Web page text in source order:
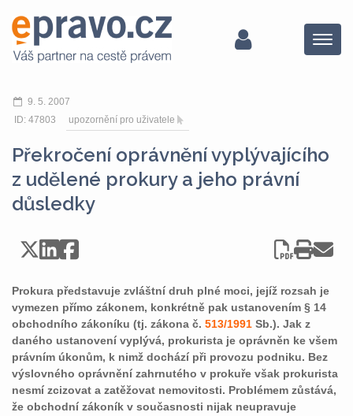
Menu
9. 5. 2007
ID: 47803
upozornění pro uživatele
Překročení oprávnění vyplývajícího
z udělené prokury a jeho právní
důsledky
Prokura představuje zvláštní druh plné moci, jejíž rozsah je
vymezen přímo zákonem, konkrétně pak ustanovením § 14
obchodního zákoníku (tj. zákona č. 513/1991 Sb.). Jak z
daného ustanovení vyplývá, prokurista je oprávněn ke všem
právním úkonům, k nimž dochází při provozu podniku. Bez
výslovného oprávnění zahrnutého v prokuře však prokurista
nesmí zcizovat a zatěžovat nemovitosti. Problémem zůstává,
že obchodní zákoník v současnosti nijak neupravuje